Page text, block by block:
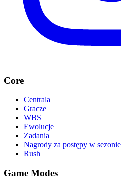
Core
Centrala
Gracze
WBS
Ewolucje
Zadania
Nagrody za postępy w sezonie
Rush
Game Modes